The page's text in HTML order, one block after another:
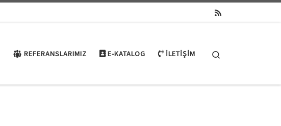
REFERANSLARIMIZ E-KATALOG İLETIŞIM